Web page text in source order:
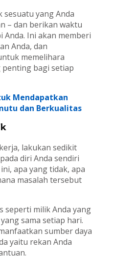
yang Anda
– dan berikan waktu
Ini akan memberi
Anda, dan
memelihara
bagi setiap
Mendapatkan
dan Berkualitas
lakukan sedikit
diri Anda sendiri
apa yang tidak, apa
masalah tersebut
seperti milik Anda yang
sama setiap hari.
sumber daya
yaitu rekan Anda